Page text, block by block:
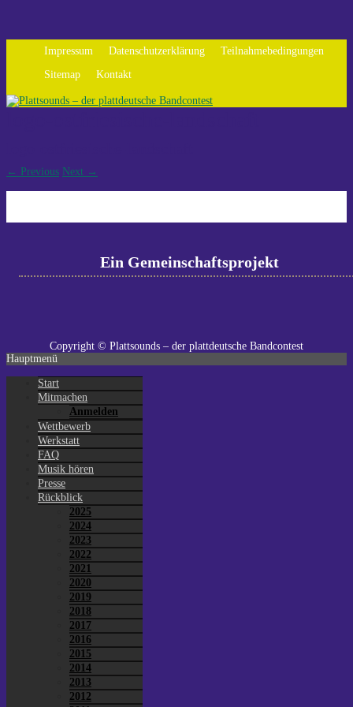
Impressum Datenschutzerklärung
Teilnahmebedingungen
Sitemap
Kontakt
← Previous Next →
Ein Gemeinschaftsprojekt
Copyright © Plattsounds – der plattdeutsche Bandcontest
Hauptmenü
Start
Mitmachen
Anmelden
Wettbewerb
Werkstatt
FAQ
Musik hören
Presse
Rückblick
2025
2024
2023
2022
2021
2020
2019
2018
2017
2016
2015
2014
2013
2012